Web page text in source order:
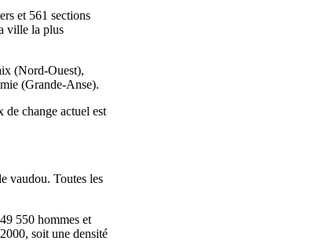
et 561 sections
ville la plus
(Nord‑Ouest),
(Grande‑Anse).
change actuel est
vaudou. Toutes les
550 hommes et
soit une densité